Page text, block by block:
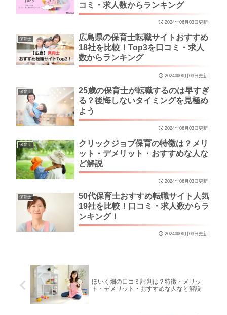
コミ・求人数からランキング
2024年06月03日更新
保育士
広島県の保育士転職サイトおすすめ
18社を比較！Top3を口コミ・求人
数からランキング
2024年06月03日更新
保育士
25歳の保育士が転職するのは早すぎ
る？後悔しないタイミングを見極め
よう
2024年06月03日更新
保育士
クリックジョブ保育の特徴は？メリ
ット・デメリット・おすすめな人な
ど解説
2024年06月03日更新
保育士
50代保育士おすすめ転職サイト人気
19社を比較！口コミ・求人数からラ
ンキング！
2024年06月03日更新
ほいく畑の口コミ評判は？特徴・メリッ
ト・デメリット・おすすめな人など解説